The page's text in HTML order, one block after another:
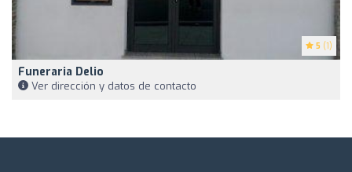
5 (1)
Funeraria Delio
Ver dirección y datos de contacto